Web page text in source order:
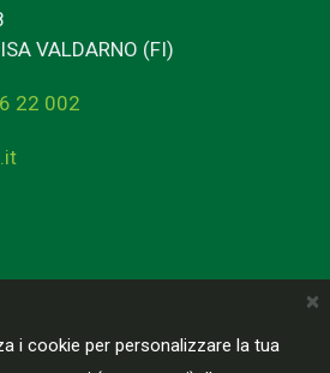
×
i cookie per personalizzare la tua
VALDARNO (FI)
22 002